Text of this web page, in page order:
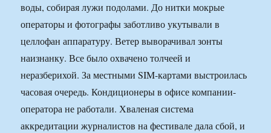
воды, собирая лужи подолами. До нитки мокрые
операторы и фотографы заботливо укутывали в
целлофан аппаратуру. Ветер выворачивал зонты
наизнанку. Все было охвачено толчеей и
неразберихой. За местными SIM-картами выстроилась
часовая очередь. Кондиционеры в офисе компании-
оператора не работали. Хваленая система
аккредитации журналистов на фестивале дала сбой, и